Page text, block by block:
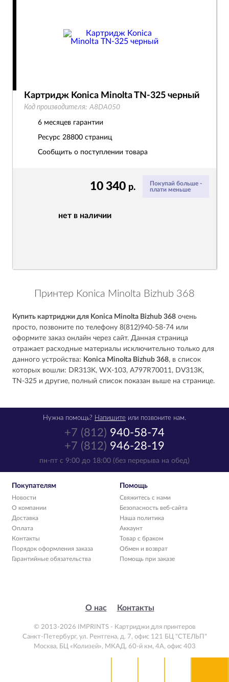
Покупай больше -
плати меньше
10 340 р.
нет в наличии
Картридж Konica Minolta TN-325 черный
Код производителя: A8DA050
6 месяцев гарантии
Ресурс 28800 страниц
Сообщить о поступлении товара
Принтер Konica Minolta Bizhub 368
Купить картриджи для Konica Minolta Bizhub 368 очень
просто, позвоните по телефону 8(812)940-58-74 или
оформите заказ онлайн через сайт. Данная страница
отражает расходные материалы исключительно только для
данного устройства: Konica Minolta Bizhub 368, в список
которых вошли: DR313K, WX-103, A797R70011, DV313K,
TN-325 и другие, полный список показан выше на странице.
+7 (812) 940-58-74
+7 (812) 946-28-19
пн-пт с 9:00 до 18:00 (без перерыва на обед)
Нужна помощь? Напишите или позвоните нам.
Покупателям
Новости
О компании
Доставка
Оплата
Контакты
Порядок оформления заказа
Гарантийные обязательства
Помощь
Свяжитесь с нами
Безопасность веб-сайта
Наша политика
Аккаунт
Товар с браком
Обмен и возврат
Помощь при заказе
О нас Контакты
© 2013-2026 IMPRINTS - Картриджи для принтеров
Санкт-Петербург, ул. Рентгена, д. 7, офис 121 БЦ "СТЕЛЬП"
Москва, БЦ «Колизей», МКАД, 60-й км, 4А, офис 403